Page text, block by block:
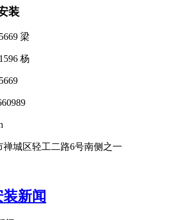
装
梁
杨
城区轻工二路6号南侧之一
新闻